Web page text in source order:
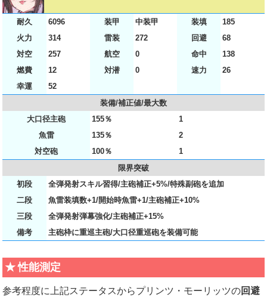
耐久 6096 装甲 中装甲 装填
185
火力
314 雷装 272 回避
68
対空
257 航空 0 命中
138
燃費
12 対潜 0 速力
26
幸運
52
装備/補正値/最大数
大口径主砲
155％
1
魚雷
135％
2
対空砲
100％
1
限界突破
初段
全弾発射スキル習得/主砲補正+5%/特殊副砲を追加
二段
魚雷装填数+1/開始時魚雷+1/主砲補正+10%
三段
全弾発射弾幕強化/主砲補正+15%
備考
主砲枠に重巡主砲/大口径重巡砲を装備可能
性能測定
参考程度に上記ステータスからプリンツ・モーリッツの回避